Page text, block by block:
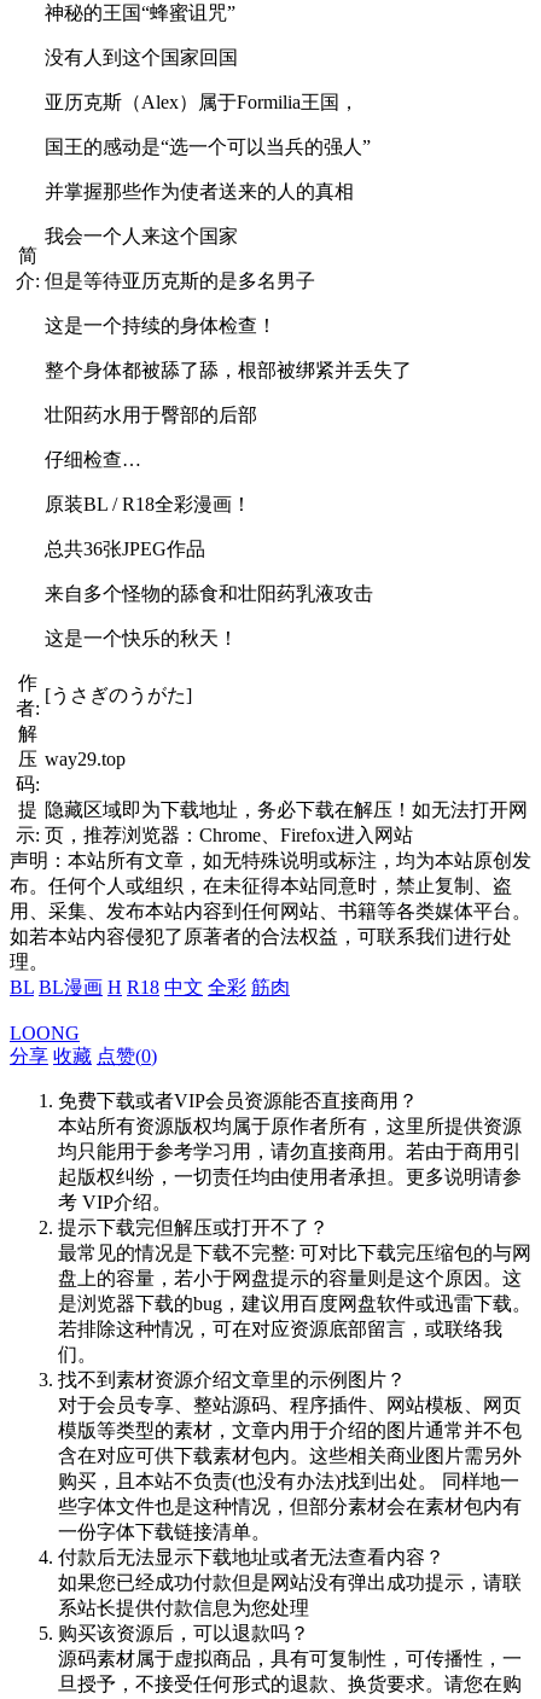
简
介:
神秘的王国“蜂蜜诅咒”
没有人到这个国家回国
亚历克斯（Alex）属于Formilia王国，
国王的感动是“选一个可以当兵的强人”
并掌握那些作为使者送来的人的真相
我会一个人来这个国家
但是等待亚历克斯的是多名男子
这是一个持续的身体检查！
整个身体都被舔了舔，根部被绑紧并丢失了
壮阳药水用于臀部的后部
仔细检查…
原装BL / R18全彩漫画！
总共36张JPEG作品
来自多个怪物的舔食和壮阳药乳液攻击
这是一个快乐的秋天！
作
者:
[うさぎのうがた]
解
压
码:
way29.top
提
示:
隐藏区域即为下载地址，务必下载在解压！如无法打开网
页，推荐浏览器：Chrome、Firefox进入网站
声明：本站所有文章，如无特殊说明或标注，均为本站原创发
布。任何个人或组织，在未征得本站同意时，禁止复制、盗
用、采集、发布本站内容到任何网站、书籍等各类媒体平台。
如若本站内容侵犯了原著者的合法权益，可联系我们进行处
理。
BL BL漫画 H R18 中文 全彩 筋肉
LOONG
分享 收藏 点赞(0)
免费下载或者VIP会员资源能否直接商用？
本站所有资源版权均属于原作者所有，这里所提供资源
均只能用于参考学习用，请勿直接商用。若由于商用引
起版权纠纷，一切责任均由使用者承担。更多说明请参
考 VIP介绍。
提示下载完但解压或打开不了？
最常见的情况是下载不完整: 可对比下载完压缩包的与网
盘上的容量，若小于网盘提示的容量则是这个原因。这
是浏览器下载的bug，建议用百度网盘软件或迅雷下载。
若排除这种情况，可在对应资源底部留言，或联络我
们。
找不到素材资源介绍文章里的示例图片？
对于会员专享、整站源码、程序插件、网站模板、网页
模版等类型的素材，文章内用于介绍的图片通常并不包
含在对应可供下载素材包内。这些相关商业图片需另外
购买，且本站不负责(也没有办法)找到出处。 同样地一
些字体文件也是这种情况，但部分素材会在素材包内有
一份字体下载链接清单。
付款后无法显示下载地址或者无法查看内容？
如果您已经成功付款但是网站没有弹出成功提示，请联
系站长提供付款信息为您处理
购买该资源后，可以退款吗？
源码素材属于虚拟商品，具有可复制性，可传播性，一
旦授予，不接受任何形式的退款、换货要求。请您在购